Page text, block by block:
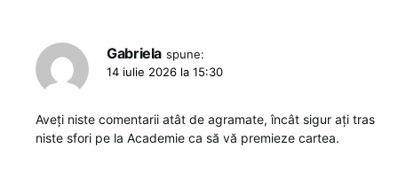
Gabriela spune:
14 iulie 2026 la 15:30
Aveți niste comentarii atât de agramate, încât sigur ați tras
niste sfori pe la Academie ca să vă premieze cartea.